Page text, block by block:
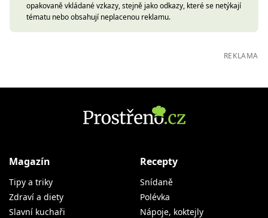
opakovaně vkládané vzkazy, stejně jako odkazy, které se netýkají
tématu nebo obsahují neplacenou reklamu.
REKLAMA
Magazín
Tipy a triky
Zdraví a diety
Slavní kuchaři
Recepty
Snídaně
Polévka
Nápoje, koktejly